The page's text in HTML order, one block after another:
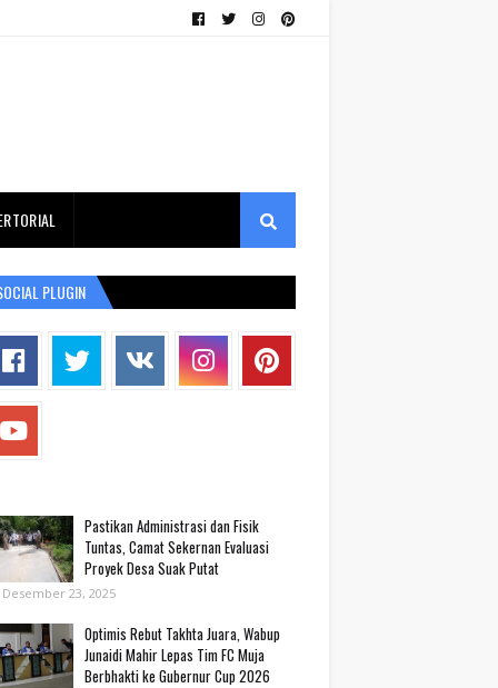
PLUGIN
Pastikan Administrasi dan Fisik
Tuntas, Camat Sekernan Evaluasi
Proyek Desa Suak Putat
Desember 23, 2025
Optimis Rebut Takhta Juara, Wabup
Junaidi Mahir Lepas Tim FC Muja
Berbhakti ke Gubernur Cup 2026